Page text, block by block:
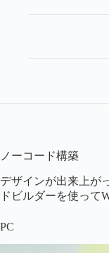
ノーコード構築
デザインが出来上が
ドビルダーを使って
PC